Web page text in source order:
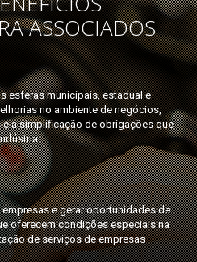
ASSOCIADOS
esferas municipais, estadual e
no ambiente de negócios,
a simplificação de obrigações que
e gerar oportunidades de
oferecem condições especiais na
de serviços de empresas